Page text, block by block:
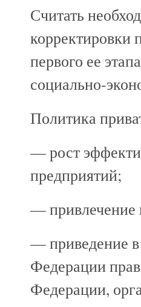
Считать
корректировки
первого ее
социально-
Политика
— рост
предприятий;
— привлечение
— приведение в
Федерации
Федерации,